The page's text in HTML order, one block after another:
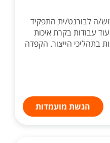
ה לבורנט/ית התפקיד
עבודות בקרת איכות
בתהליכי הייצור. הקפדה
הגשת מועמדות